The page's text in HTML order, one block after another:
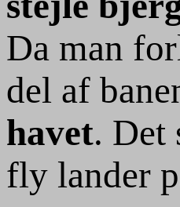
Da man
del af
havet. Det
fly lander